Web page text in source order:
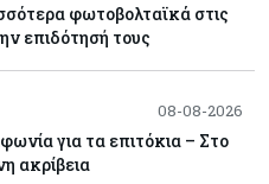
φωτοβολταϊκά στις
επιδότησή τους
08-08-2026
για τα επιτόκια – Στο
ακρίβεια